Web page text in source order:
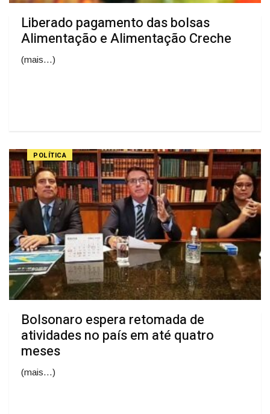
Liberado pagamento das bolsas
Alimentação e Alimentação Creche
(mais…)
POLÍTICA
Bolsonaro espera retomada de
atividades no país em até quatro
meses
(mais…)